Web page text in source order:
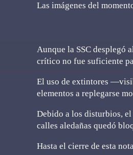
Las imágenes del
Aunque la SSC desplegó
crítico no fue suficiente
El uso de extintores
elementos a replegarse
Debido a los disturbios,
calles aledañas quedó
Hasta el cierre de esta